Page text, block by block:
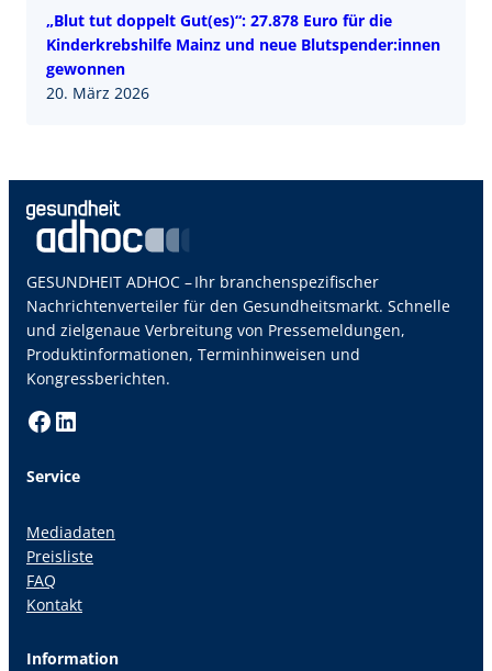
„Blut tut doppelt Gut(es)“: 27.878 Euro für die
Kinderkrebshilfe Mainz und neue Blutspender:innen
gewonnen
20. März 2026
GESUNDHEIT ADHOC – Ihr branchenspezifischer
Nachrichtenverteiler für den Gesundheitsmarkt. Schnelle
und zielgenaue Verbreitung von Pressemeldungen,
Produktinformationen, Terminhinweisen und
Kongressberichten.
Facebook LinkedIn
Service
Mediadaten
Preisliste
FAQ
Kontakt
Information